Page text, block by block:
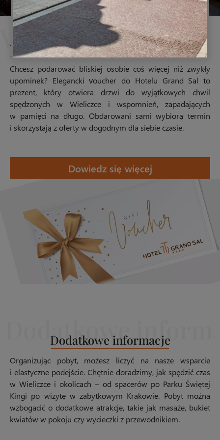
Vouchery i upominki
Chcesz podarować bliskiej osobie coś więcej niż zwykły
upominek? Elegancki voucher do Hotelu Grand Sal to
prezent, który otwiera drzwi do wyjątkowych chwil
spędzonych w Wieliczce i wspomnień, zapadających
w pamięci na długo. Obdarowani sami wybiorą termin
i skorzystają z oferty w dogodnym dla siebie czasie.
Dowiedz się więcej
Dodatkowe informacje
Organizując pobyt, możesz liczyć na nasze wsparcie
i elastyczne podejście. Chętnie doradzimy, jak spędzić czas
w Wieliczce i okolicach – od spacerów po Parku Świętej
Kingi po wizytę w zabytkowym Krakowie. Pobyt można
wzbogacić o dodatkowe atrakcje, takie jak masaże, bukiet
kwiatów w pokoju czy wycieczki z przewodnikiem.